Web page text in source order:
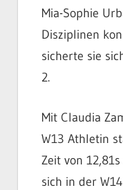
Mia-Sophie
Disziplinen
sicherte sie
2.
Mit Claudia
W13 Athletin
Zeit von
sich in der